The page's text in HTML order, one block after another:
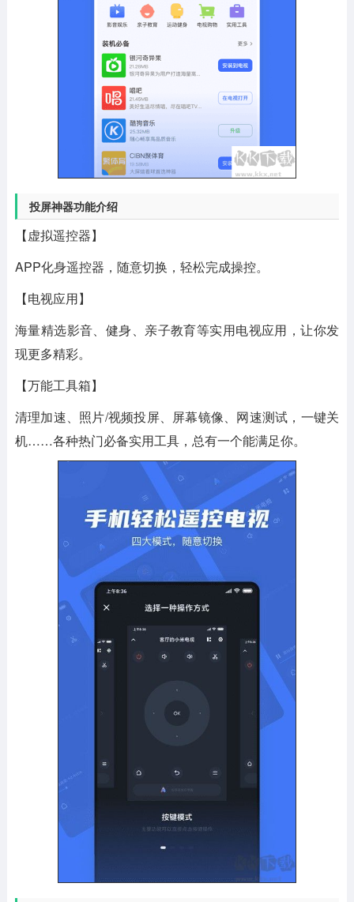
投屏神器功能介绍
【虚拟遥控器】
APP化身遥控器，随意切换，轻松完成操控。
【电视应用】
海量精选影音、健身、亲子教育等实用电视应用，让你发
现更多精彩。
【万能工具箱】
清理加速、照片/视频投屏、屏幕镜像、网速测试，一键关
机……各种热门必备实用工具，总有一个能满足你。